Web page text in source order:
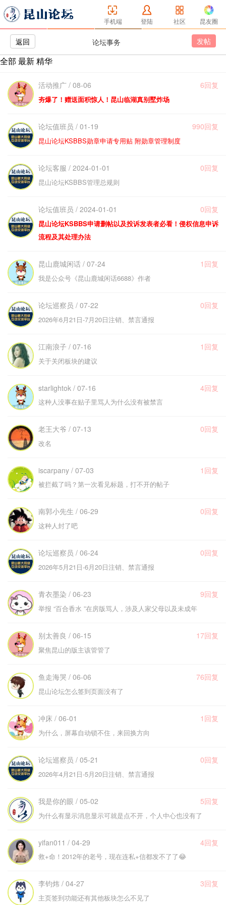
手机端 登陆 社区 昆友圈
返回 论坛事务 发帖
全部 最新精华
活动推广 / 08-06 6回复
夯爆了！赠送面积惊人！昆山临湖真别墅炸场
论坛值班员 / 01-19 990回复
昆山论坛KSBBS勋章申请专用贴 附勋章管理制度
论坛客服 / 2024-01-01 0回复
昆山论坛KSBBS管理总规则
论坛值班员 / 2024-01-01 0回复
昆山论坛KSBBS申请删帖以及投诉发表者必看！侵权信息申诉
流程及其处理办法
昆山鹿城闲话 / 07-24 1回复
我是公众号《昆山鹿城闲话6688》作者
论坛巡察员 / 07-22 0回复
2026年6月21日-7月20日注销、禁言通报
江南浪子 / 07-16 1回复
关于关闭板块的建议
starlightok / 07-16 4回复
这种人没事在贴子里骂人为什么没有被禁言
老王大爷 / 07-13 0回复
改名
iscarpany / 07-03 1回复
被拦截了吗？第一次看见标题，打不开的帖子
南郭小先生 / 06-29 0回复
这种人封了吧
论坛巡察员 / 06-24 0回复
2026年5月21日-6月20日注销、禁言通报
青衣墨染 / 06-23 9回复
举报 “百合香水 ”在房版骂人，涉及人家父母以及未成年
别太善良 / 06-15 17回复
聚焦昆山的版主该管管了
鱼走海哭 / 06-06 76回复
昆山论坛怎么签到页面没有了
冲床 / 06-01 1回复
为什么，屏幕自动锁不住，来回换方向
论坛巡察员 / 05-21 0回复
2026年4月21日-5月20日注销、禁言通报
我是你的眼 / 05-02 5回复
为什么有显示消息显示可就是点不开，个人中心也没有了
yifan011 / 04-29 4回复
救+命！2012年的老号，现在连私+信都发不了了😂
李钧炜 / 04-27 3回复
主页签到功能还有其他板块怎么不见了